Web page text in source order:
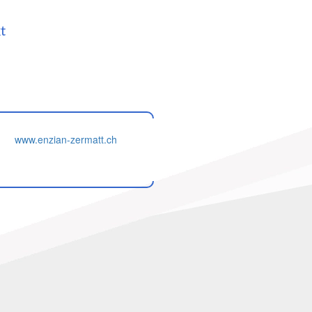
www.enzian-zermatt.ch